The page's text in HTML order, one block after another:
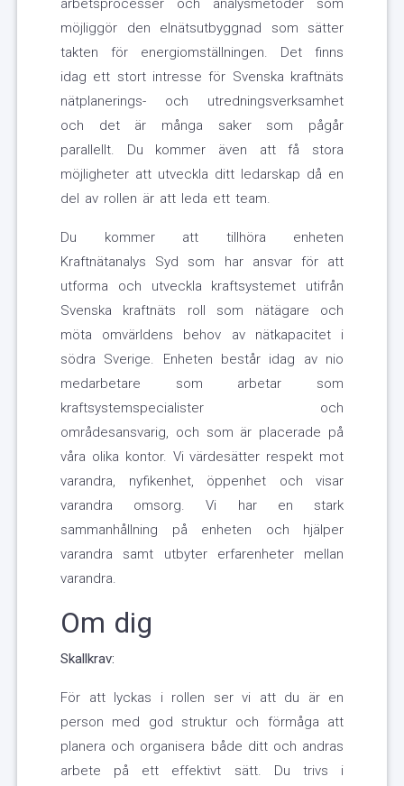
arbetsprocesser och analysmetoder som
möjliggör den elnätsutbyggnad som sätter
takten för energiomställningen. Det finns
idag ett stort intresse för Svenska kraftnäts
nätplanerings- och utredningsverksamhet
och det är många saker som pågår
parallellt. Du kommer även att få stora
möjligheter att utveckla ditt ledarskap då en
del av rollen är att leda ett team.
Du kommer att tillhöra enheten
Kraftnätanalys Syd som har ansvar för att
utforma och utveckla kraftsystemet utifrån
Svenska kraftnäts roll som nätägare och
möta omvärldens behov av nätkapacitet i
södra Sverige. Enheten består idag av nio
medarbetare som arbetar som
kraftsystemspecialister och
områdesansvarig, och som är placerade på
våra olika kontor. Vi värdesätter respekt mot
varandra, nyfikenhet, öppenhet och visar
varandra omsorg. Vi har en stark
sammanhållning på enheten och hjälper
varandra samt utbyter erfarenheter mellan
varandra.
Om dig
Skallkrav:
För att lyckas i rollen ser vi att du är en
person med god struktur och förmåga att
planera och organisera både ditt och andras
arbete på ett effektivt sätt. Du trivs i